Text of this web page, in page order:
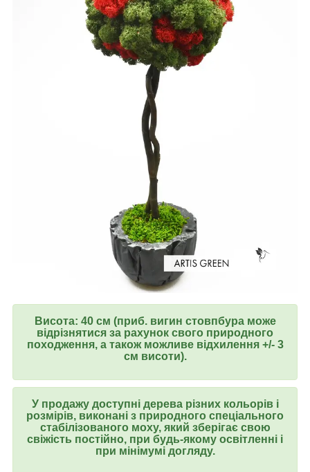
Висота: 40 см (приб. вигин стовпбура може
відрізнятися за рахунок свого природного
походження, а також можливе відхилення +/- 3
см висоти).
У продажу доступні дерева різних кольорів і
розмірів, виконані з природного спеціального
стабілізованого моху, який зберігає свою
свіжість постійно, при будь-якому освітленні і
при мінімумі догляду.